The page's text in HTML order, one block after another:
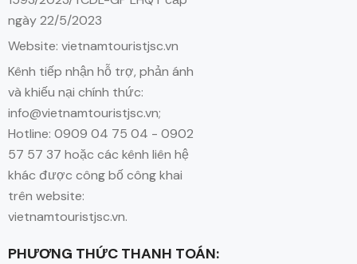
ngày 22/5/2023
Website: vietnamtouristjsc.vn
Kênh tiếp nhận hỗ trợ, phản ánh
và khiếu nại chính thức:
info@vietnamtouristjsc.vn;
Hotline: 0909 04 75 04 - 0902
57 57 37 hoặc các kênh liên hệ
khác được công bố công khai
trên website:
vietnamtouristjsc.vn.
PHƯƠNG THỨC THANH TOÁN: